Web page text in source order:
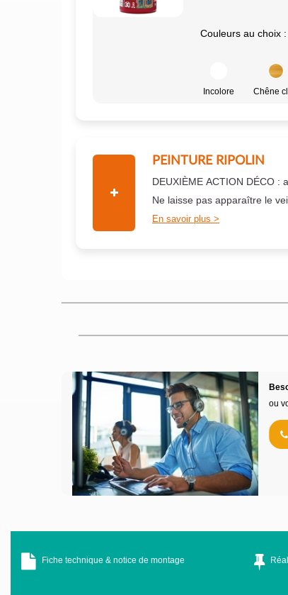
Couleurs au choix :
Incolore Chêne
PEINTURE RIPOLIN
DEUXIÈME ACTION DÉCO :
Ne laisse pas apparaître le
En savoir plus
ou
Fiche technique & notice de montage